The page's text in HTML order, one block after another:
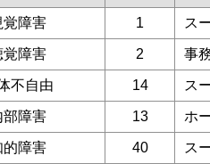
覚障害 1 ス
覚障害 2 事
不自由 14 ス
部障害 13 ホ
的障害 40 ス